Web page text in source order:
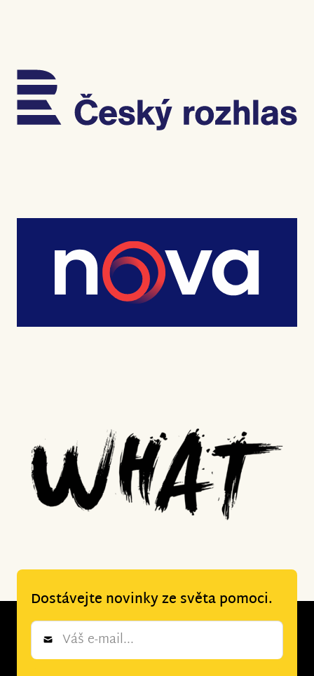
Dostávejte novinky ze světa pomoci.
Newsletter